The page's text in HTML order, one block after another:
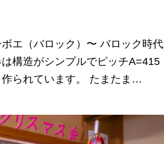
エ（バロック）〜 バロック時代
構造がシンプルでピッチA=415
作られています。 たまたま…